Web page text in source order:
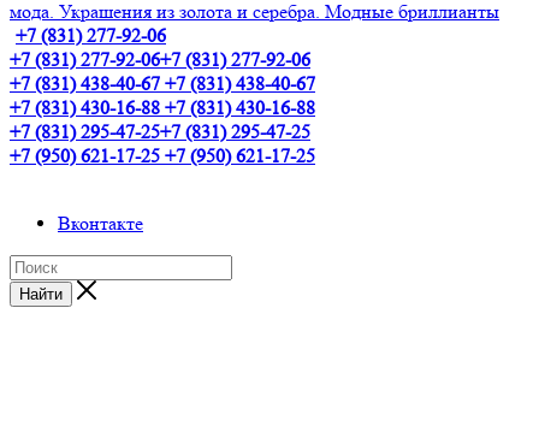
+7 (831) 277-92-06
+7 (831) 277-92-06+7 (831) 277-92-06
+7 (831) 438-40-67 +7 (831) 438-40-67
+7 (831) 430-16-88 +7 (831) 430-16-88
+7 (831) 295-47-25+7 (831) 295-47-25
+7 (950) 621-17-25 +7 (950) 621-17-25
Вконтакте
Найти